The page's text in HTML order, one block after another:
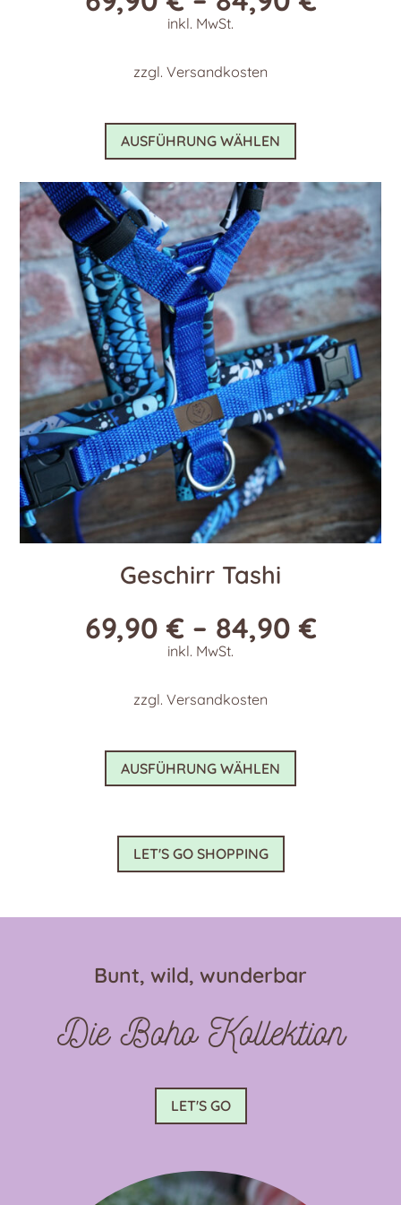
inkl. MwSt.
zzgl. Versandkosten
AUSFÜHRUNG WÄHLEN
Dieses
weist
mehrere
Varianten
auf.
Die
Optionen
können
auf
der
Produktseite
gewählt
werden
Geschirr Tashi
69,90€ – 84,90€
inkl. MwSt.
zzgl. Versandkosten
AUSFÜHRUNG WÄHLEN
Dieses
weist
der
gewählt
werden
LET'S GO SHOPPING
Bunt, wild, wunderbar
Die Boho Kollektion
LET'S GO